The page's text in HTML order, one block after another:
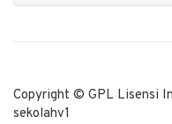
Copyright © GPL Lisensi
sekolahv1